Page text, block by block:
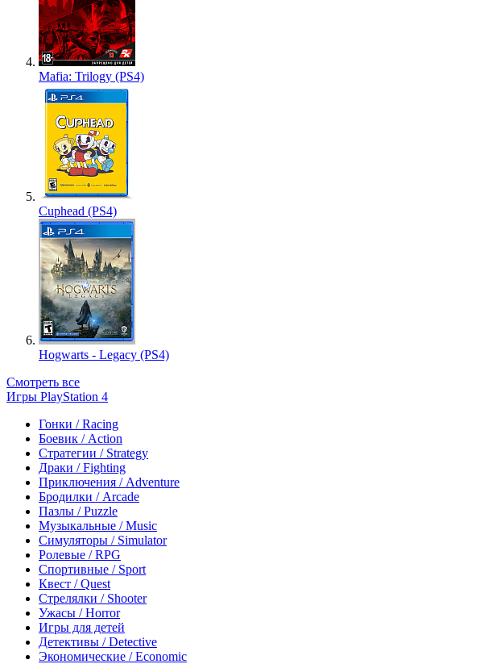
Mafia: Trilogy (PS4)
Cuphead (PS4)
Hogwarts - Legacy (PS4)
Смотреть все
Игры PlayStation 4
Гонки / Racing
Боевик / Action
Стратегии / Strategy
Драки / Fighting
Приключения / Adventure
Бродилки / Arcade
Пазлы / Puzzle
Музыкальные / Music
Симуляторы / Simulator
Ролевые / RPG
Спортивные / Sport
Квест / Quest
Стрелялки / Shooter
Ужасы / Horror
Игры для детей
Детективы / Detective
Экономические / Economic